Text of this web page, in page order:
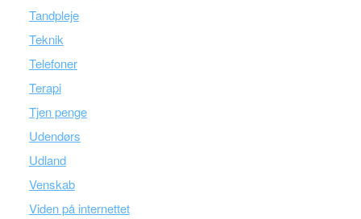
Tandpleje
Teknik
Telefoner
Terapi
Tjen penge
Udendørs
Udland
Venskab
Viden på internettet